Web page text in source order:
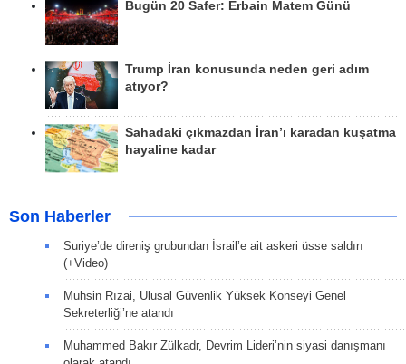
Bugün 20 Safer: Erbain Matem Günü
Trump İran konusunda neden geri adım
atıyor?
Sahadaki çıkmazdan İran’ı karadan kuşatma
hayaline kadar
Son Haberler
Suriye’de direniş grubundan İsrail’e ait askeri üsse saldırı
(+Video)
Muhsin Rızai, Ulusal Güvenlik Yüksek Konseyi Genel
Sekreterliği’ne atandı
Muhammed Bakır Zülkadr, Devrim Lideri’nin siyasi danışmanı